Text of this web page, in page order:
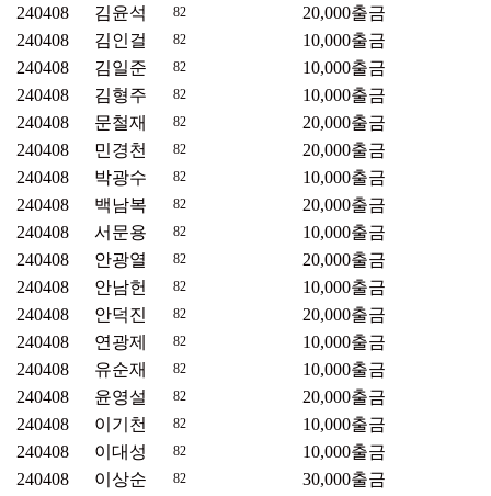
240408
김윤석 82 20,000출금
240408
김인걸 82 10,000출금
240408
김일준 82 10,000출금
240408
김형주 82 10,000출금
240408
문철재 82 20,000출금
240408
민경천 82 20,000출금
240408
박광수 82 10,000출금
240408
백남복 82 20,000출금
240408
서문용 82 10,000출금
240408
안광열 82 20,000출금
240408
안남헌 82 10,000출금
240408
안덕진 82 20,000출금
240408
연광제 82 10,000출금
240408
유순재 82 10,000출금
240408
윤영설 82 20,000출금
240408
이기천 82 10,000출금
240408
이대성 82 10,000출금
240408
이상순 82 30,000출금